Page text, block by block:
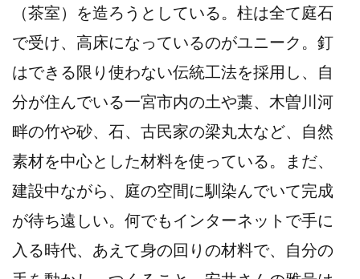
（茶室）を造ろうとしている。柱は全て庭石
で受け、高床になっているのがユニーク。釘
はできる限り使わない伝統工法を採用し、自
分が住んでいる一宮市内の土や藁、木曽川河
畔の竹や砂、石、古民家の梁丸太など、自然
素材を中心とした材料を使っている。まだ、
建設中ながら、庭の空間に馴染んでいて完成
が待ち遠しい。何でもインターネットで手に
入る時代、あえて身の回りの材料で、自分の